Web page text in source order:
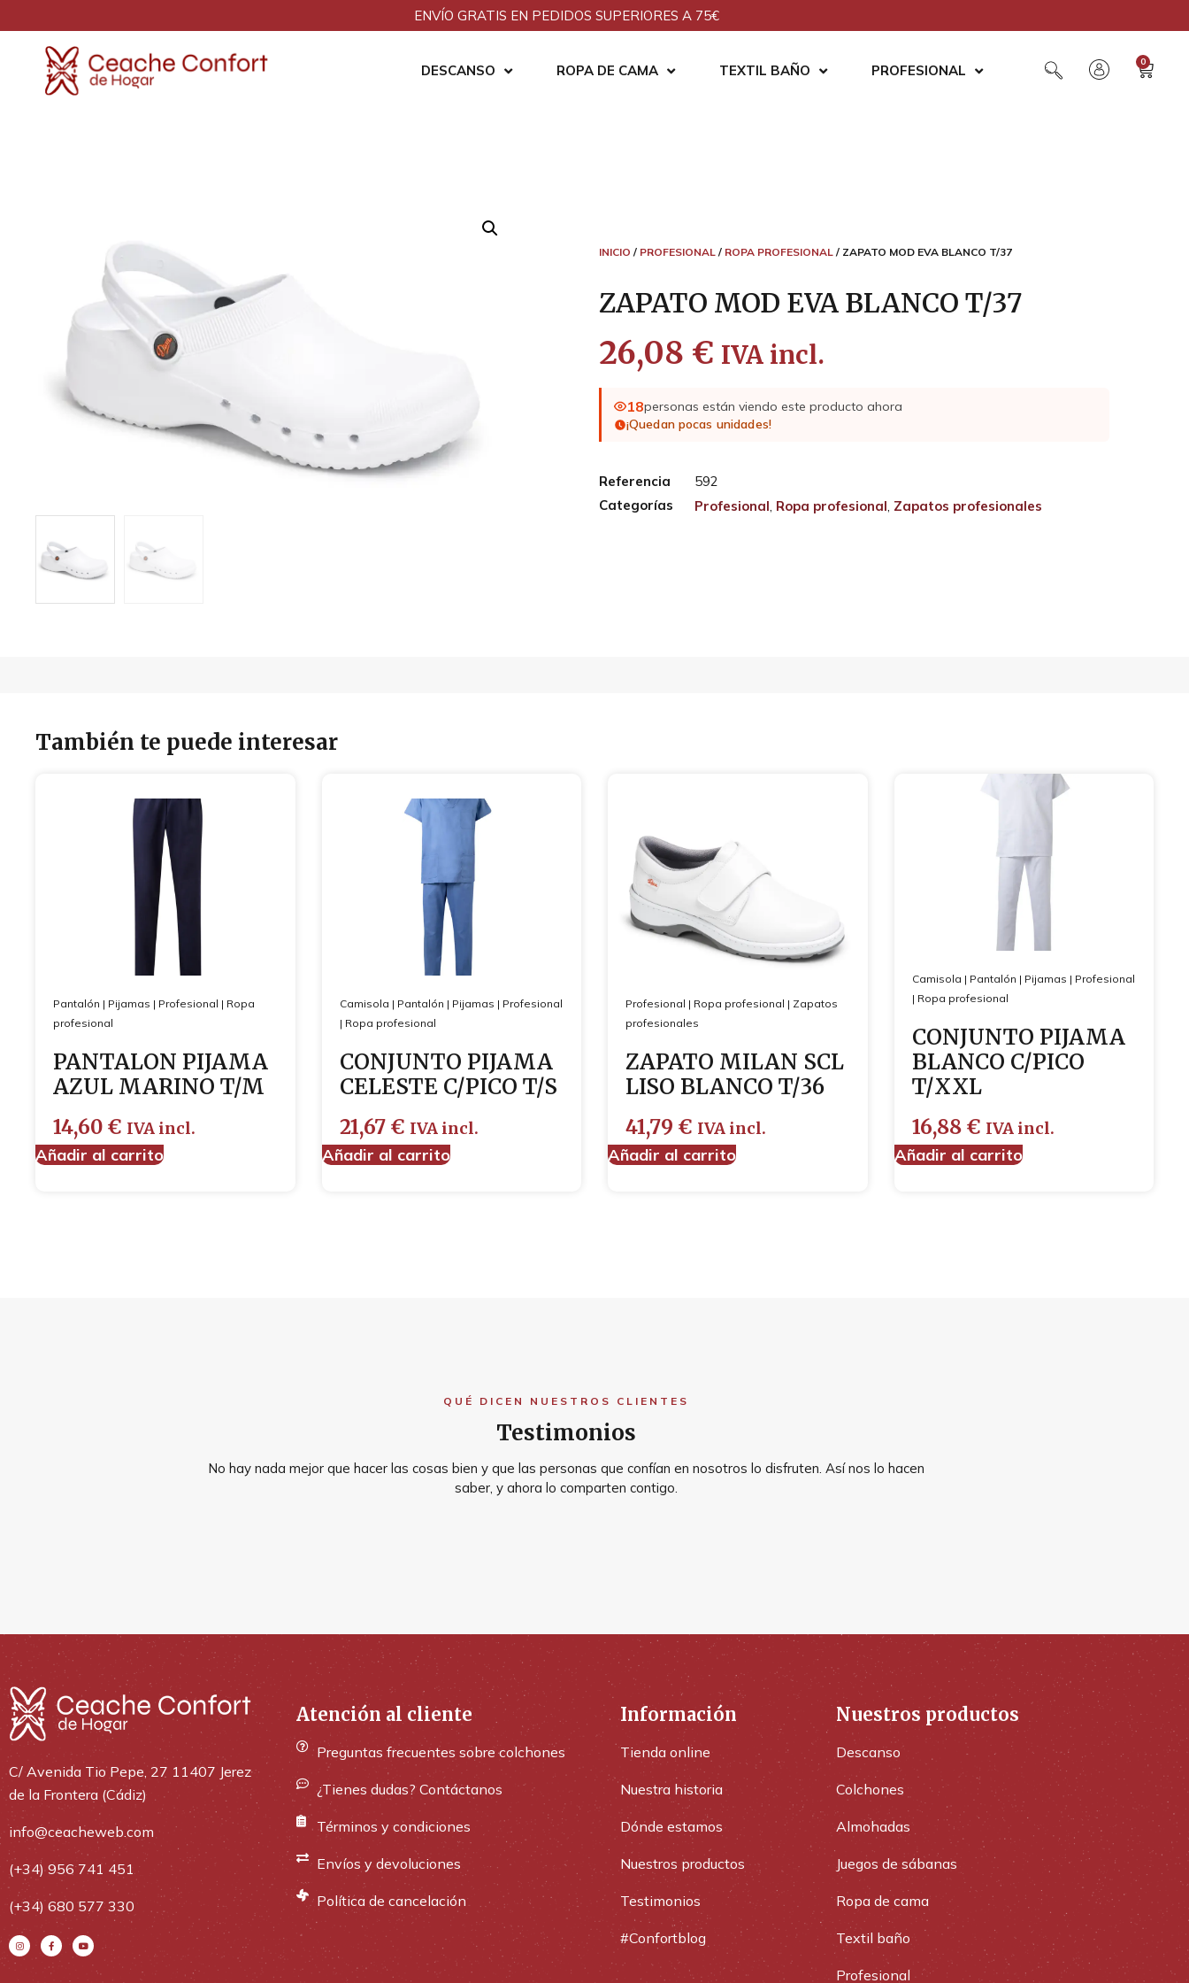
ENVÍO GRATIS EN PEDIDOS SUPERIORES A 75€
DESCANSO ROPA DE CAMA TEXTIL BAÑO PROFESIONAL
0
INICIO / PROFESIONAL/ ROPA PROFESIONAL/ ZAPATO MOD EVA BLANCO T/37
ZAPATO MOD EVA BLANCO T/37
26,08 € IVA incl.
18personas están viendo este producto ahora
¡Quedan pocas unidades!
Referencia
592
Categorías
Profesional, Ropa profesional, Zapatos profesionales
También te puede interesar
Pantalón | Pijamas | Profesional | Ropa
profesional
PANTALON PIJAMA
AZUL MARINO T/M
14,60 € IVA incl.
Añadir al carrito
Camisola | Pantalón | Pijamas | Profesional
| Ropa profesional
CONJUNTO PIJAMA
CELESTE C/PICO T/S
21,67 € IVA incl.
Añadir al carrito
Profesional | Ropa profesional | Zapatos
profesionales
ZAPATO MILAN SCL
LISO BLANCO T/36
41,79 € IVA incl.
Añadir al carrito
Camisola | Pantalón | Pijamas | Profesional
| Ropa profesional
CONJUNTO PIJAMA
BLANCO C/PICO
T/XXL
16,88 € IVA incl.
Añadir al carrito
QUÉ DICEN NUESTROS CLIENTES
Testimonios
No hay nada mejor que hacer las cosas bien y que las personas que confían en nosotros lo disfruten. Así nos lo hacen
saber, y ahora lo comparten contigo.
C/ Avenida Tio Pepe, 27 11407 Jerez
de la Frontera (Cádiz)
info@ceacheweb.com
(+34) 956 741 451
(+34) 680 577 330
Atención al cliente
Preguntas frecuentes sobre colchones
¿Tienes dudas? Contáctanos
Términos y condiciones
Envíos y devoluciones
Política de cancelación
Información
Tienda online
Nuestra historia
Dónde estamos
Nuestros productos
Testimonios
#Confortblog
Nuestros productos
Descanso
Colchones
Almohadas
Juegos de sábanas
Ropa de cama
Textil baño
Profesional